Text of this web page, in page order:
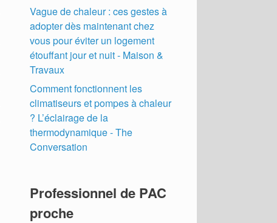
Vague de chaleur : ces gestes à
adopter dès maintenant chez
vous pour éviter un logement
étouffant jour et nuit - Maison &
Travaux
Comment fonctionnent les
climatiseurs et pompes à chaleur
? L’éclairage de la
thermodynamique - The
Conversation
Professionnel de PAC
proche